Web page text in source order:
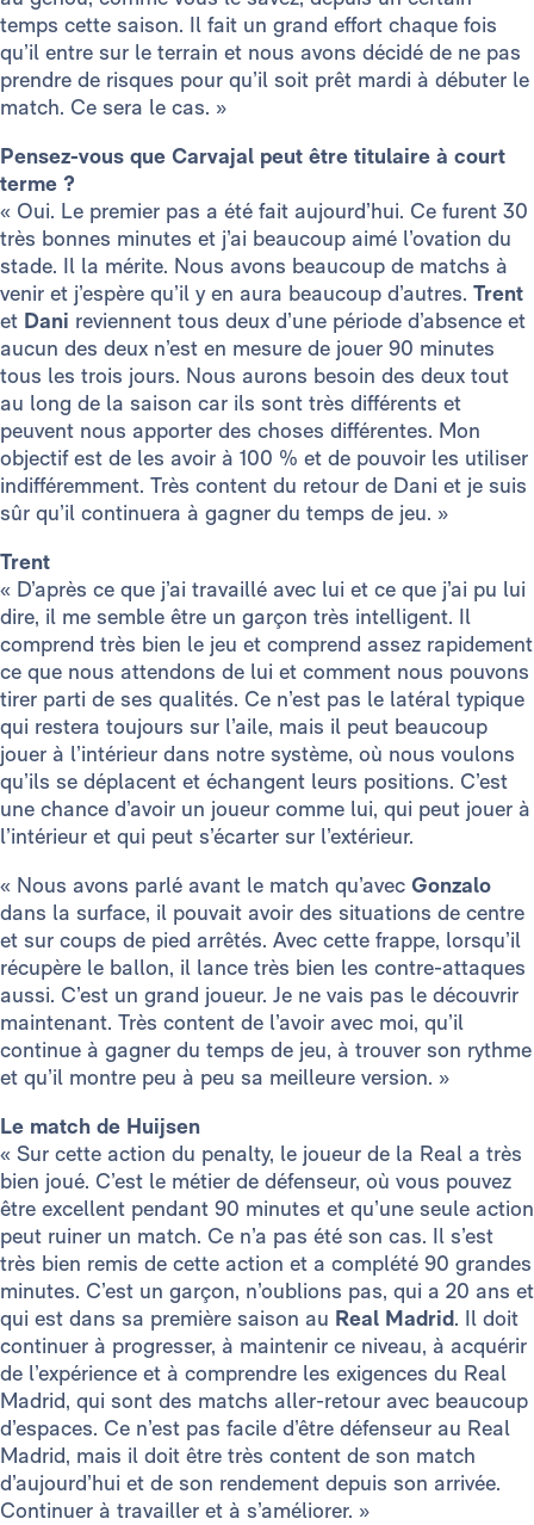
temps cette saison. Il fait un grand effort chaque fois
qu’il entre sur le terrain et nous avons décidé de ne pas
prendre de risques pour qu’il soit prêt mardi à débuter le
match. Ce sera le cas. »
Pensez-vous que Carvajal peut être titulaire à court
terme ?
« Oui. Le premier pas a été fait aujourd’hui. Ce furent 30
très bonnes minutes et j’ai beaucoup aimé l’ovation du
stade. Il la mérite. Nous avons beaucoup de matchs à
venir et j’espère qu’il y en aura beaucoup d’autres. Trent
et Dani reviennent tous deux d’une période d’absence et
aucun des deux n’est en mesure de jouer 90 minutes
tous les trois jours. Nous aurons besoin des deux tout
au long de la saison car ils sont très différents et
peuvent nous apporter des choses différentes. Mon
objectif est de les avoir à 100 % et de pouvoir les utiliser
indifféremment. Très content du retour de Dani et je suis
sûr qu’il continuera à gagner du temps de jeu. »
Trent
« D’après ce que j’ai travaillé avec lui et ce que j’ai pu lui
dire, il me semble être un garçon très intelligent. Il
comprend très bien le jeu et comprend assez rapidement
ce que nous attendons de lui et comment nous pouvons
tirer parti de ses qualités. Ce n’est pas le latéral typique
qui restera toujours sur l’aile, mais il peut beaucoup
jouer à l’intérieur dans notre système, où nous voulons
qu’ils se déplacent et échangent leurs positions. C’est
une chance d’avoir un joueur comme lui, qui peut jouer à
l’intérieur et qui peut s’écarter sur l’extérieur.
« Nous avons parlé avant le match qu’avec Gonzalo
dans la surface, il pouvait avoir des situations de centre
et sur coups de pied arrêtés. Avec cette frappe, lorsqu’il
récupère le ballon, il lance très bien les contre-attaques
aussi. C’est un grand joueur. Je ne vais pas le découvrir
maintenant. Très content de l’avoir avec moi, qu’il
continue à gagner du temps de jeu, à trouver son rythme
et qu’il montre peu à peu sa meilleure version. »
Le match de Huijsen
« Sur cette action du penalty, le joueur de la Real a très
bien joué. C’est le métier de défenseur, où vous pouvez
être excellent pendant 90 minutes et qu’une seule action
peut ruiner un match. Ce n’a pas été son cas. Il s’est
très bien remis de cette action et a complété 90 grandes
minutes. C’est un garçon, n’oublions pas, qui a 20 ans et
qui est dans sa première saison au Real Madrid. Il doit
continuer à progresser, à maintenir ce niveau, à acquérir
de l’expérience et à comprendre les exigences du Real
Madrid, qui sont des matchs aller-retour avec beaucoup
d’espaces. Ce n’est pas facile d’être défenseur au Real
Madrid, mais il doit être très content de son match
d’aujourd’hui et de son rendement depuis son arrivée.
Continuer à travailler et à s’améliorer. »